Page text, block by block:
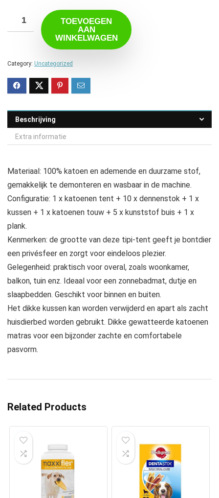
TOEVOEGEN
AAN
WINKELWAGEN
Category: Uncategorized
Beschrijving
Extra informatie
Materiaal: 100% katoen en ademende en duurzame stof,
gemakkelijk te demonteren en wasbaar in de machine.
Configuratie: 1 x katoenen tent + 10 x dennenstok + 1 x
kussen + 1 x katoenen touw + 5 x kunststof buis + 1 x
plank.
Kenmerken: de grootte van deze tipi-tent geeft je bontdier
een privésfeer en zorgt voor eindeloos plezier.
Gelegenheid: praktisch voor overal, zoals woonkamer,
balkon, tuin enz. Ideaal voor een zonnebadmat, dutje en
slaapbedden. Geschikt voor binnen en buiten.
Het dikke kussen kan worden verwijderd en apart als zacht
huisdierbed worden gebruikt. Dikke gewatteerde katoenen
matras voor een bijzonder zachte en comfortabele
pasvorm.
Related Products